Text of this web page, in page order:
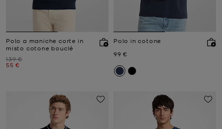
Polo a maniche corte in
misto cotone bouclé
Prezzo iniziale
139 €
Prezzo attuale
55 €
Polo in cotone
Prezzo attuale
99 €